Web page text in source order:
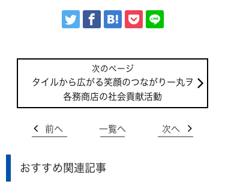
タイルから広がる笑顔のつながりー丸ヲ
各務商店の社会貢献活動
前へ 一覧へ 次へ
おすすめ関連記事